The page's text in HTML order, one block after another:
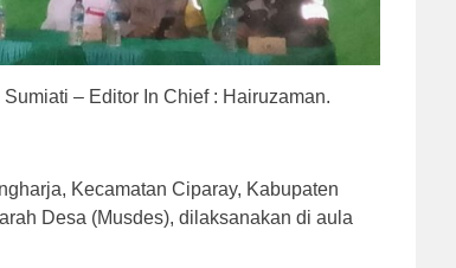
– Editor In Chief : Hairuzaman.
Kecamatan Ciparay, Kabupaten
Desa (Musdes), dilaksanakan di aula